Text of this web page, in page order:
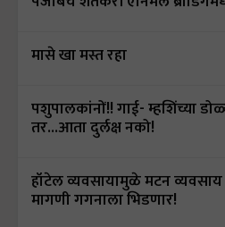
मासे खा मस्त रहा
पशुपालकांनों!! गाई- म्हशिंच्या
तर...आता दुर्लक्ष नको!
हॉटेल व्यवसायामुळे मटन
मागणी गगनाला भिडणार!